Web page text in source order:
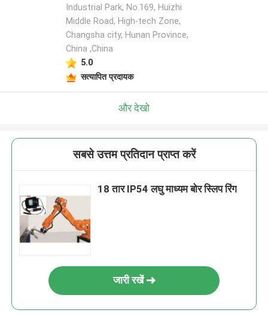
Industrial Park, No.169, Huizhi
Middle Road, High-tech Zone,
Changsha city, Hunan Province,
China ,China
5.0
सत्यापित प्रदायक
और देखो
सबसे उत्तम प्रतिदान प्राप्त करें
18 तार IP54 लघु माध्यम बोर स्लिप रिंग
जारी रखें